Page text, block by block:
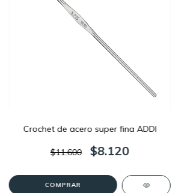
Crochet de acero super fina ADDI
$11.600 $8.120
COMPRAR